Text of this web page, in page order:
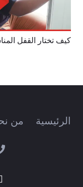
كيف تختار القفل
الرئيسية من